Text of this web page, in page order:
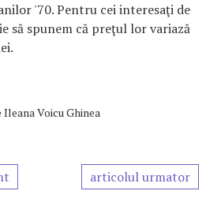
'70. Pentru cei interesaţi de
să spunem că preţul lor variază
Ileana Voicu Ghinea
articolul urmator